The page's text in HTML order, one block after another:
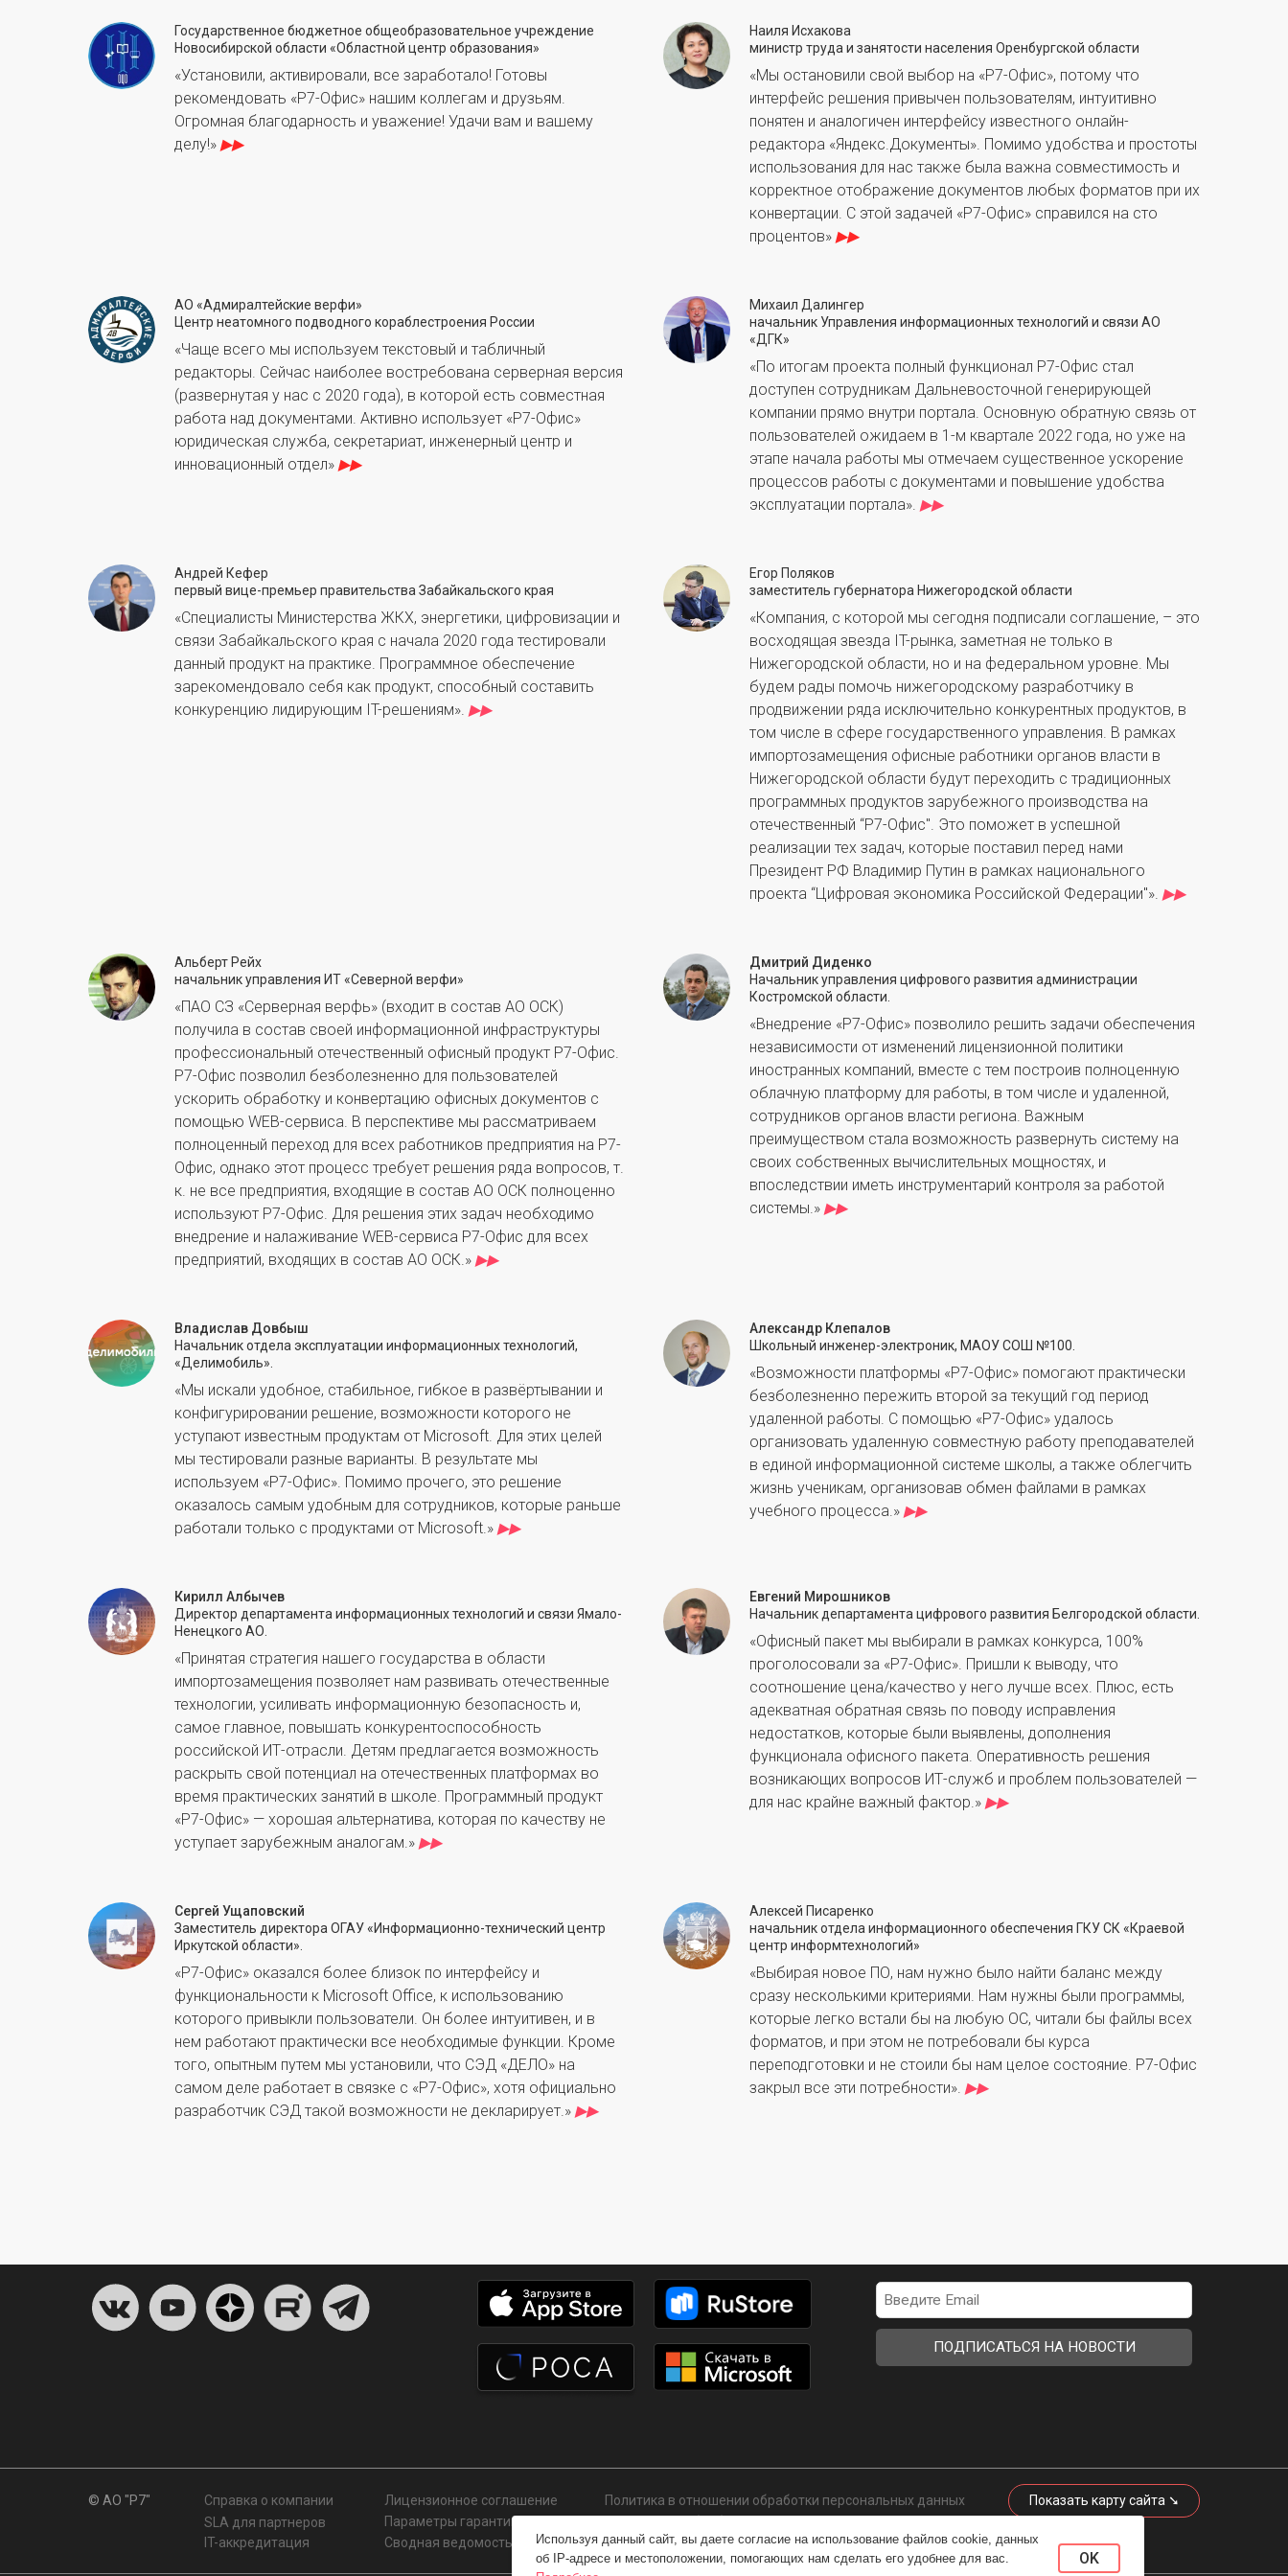
Государственное бюджетное общеобразовательное учреждение
Новосибирской области «Областной центр образования»
«Установили, активировали, все заработало! Готовы
рекомендовать «Р7-Офис» нашим коллегам и друзьям.
Огромная благодарность и уважение! Удачи вам и вашему
делу!» ▶▶
Наиля Исхакова
министр труда и занятости населения Оренбургской области
«Мы остановили свой выбор на «Р7-Офис», потому что
интерфейс решения привычен пользователям, интуитивно
понятен и аналогичен интерфейсу известного онлайн-
редактора «Яндекс.Документы». Помимо удобства и простоты
использования для нас также была важна совместимость и
корректное отображение документов любых форматов при их
конвертации. С этой задачей «Р7-Офис» справился на сто
процентов» ▶▶
АО «Адмиралтейские верфи»
Центр неатомного подводного кораблестроения России
«Чаще всего мы используем текстовый и табличный
редакторы. Сейчас наиболее востребована серверная версия
(развернутая у нас с 2020 года), в которой есть совместная
работа над документами. Активно использует «Р7-Офис»
юридическая служба, секретариат, инженерный центр и
инновационный отдел» ▶▶
Михаил Далингер
начальник Управления информационных технологий и связи АО
«ДГК»
«По итогам проекта полный функционал Р7-Офис стал
доступен сотрудникам Дальневосточной генерирующей
компании прямо внутри портала. Основную обратную связь от
пользователей ожидаем в 1-м квартале 2022 года, но уже на
этапе начала работы мы отмечаем существенное ускорение
процессов работы с документами и повышение удобства
эксплуатации портала». ▶▶
Андрей Кефер
первый вице-премьер правительства Забайкальского края
«Специалисты Министерства ЖКХ, энергетики, цифровизации и
связи Забайкальского края с начала 2020 года тестировали
данный продукт на практике. Программное обеспечение
зарекомендовало себя как продукт, способный составить
конкуренцию лидирующим IT-решениям». ▶▶
Егор Поляков
заместитель губернатора Нижегородской области
«Компания, с которой мы сегодня подписали соглашение, – это
восходящая звезда IT-рынка, заметная не только в
Нижегородской области, но и на федеральном уровне. Мы
будем рады помочь нижегородскому разработчику в
продвижении ряда исключительно конкурентных продуктов, в
том числе в сфере государственного управления. В рамках
импортозамещения офисные работники органов власти в
Нижегородской области будут переходить с традиционных
программных продуктов зарубежного производства на
отечественный “Р7-Офис". Это поможет в успешной
реализации тех задач, которые поставил перед нами
Президент РФ Владимир Путин в рамках национального
проекта “Цифровая экономика Российской Федерации"». ▶▶
Альберт Рейх
начальник управления ИТ «Северной верфи»
«ПАО СЗ «Серверная верфь» (входит в состав АО ОСК)
получила в состав своей информационной инфраструктуры
профессиональный отечественный офисный продукт Р7-Офис.
Р7-Офис позволил безболезненно для пользователей
ускорить обработку и конвертацию офисных документов с
помощью WEB-сервиса. В перспективе мы рассматриваем
полноценный переход для всех работников предприятия на Р7-
Офис, однако этот процесс требует решения ряда вопросов, т.
к. не все предприятия, входящие в состав АО ОСК полноценно
используют Р7-Офис. Для решения этих задач необходимо
внедрение и налаживание WEB-сервиса Р7-Офис для всех
предприятий, входящих в состав АО ОСК.» ▶▶
Дмитрий Диденко
Начальник управления цифрового развития администрации
Костромской области.
«Внедрение «Р7-Офис» позволило решить задачи обеспечения
независимости от изменений лицензионной политики
иностранных компаний, вместе с тем построив полноценную
облачную платформу для работы, в том числе и удаленной,
сотрудников органов власти региона. Важным
преимуществом стала возможность развернуть систему на
своих собственных вычислительных мощностях, и
впоследствии иметь инструментарий контроля за работой
системы.» ▶▶
Владислав Довбыш
Начальник отдела эксплуатации информационных технологий,
«Делимобиль».
«Мы искали удобное, стабильное, гибкое в развёртывании и
конфигурировании решение, возможности которого не
уступают известным продуктам от Microsoft. Для этих целей
мы тестировали разные варианты. В результате мы
используем «Р7-Офис». Помимо прочего, это решение
оказалось самым удобным для сотрудников, которые раньше
работали только с продуктами от Microsoft.» ▶▶
Александр Клепалов
Школьный инженер-электроник, МАОУ СОШ №100.
«Возможности платформы «Р7-Офис» помогают практически
безболезненно пережить второй за текущий год период
удаленной работы. С помощью «Р7-Офис» удалось
организовать удаленную совместную работу преподавателей
в единой информационной системе школы, а также облегчить
жизнь ученикам, организовав обмен файлами в рамках
учебного процесса.» ▶▶
Кирилл Албычев
Директор департамента информационных технологий и связи Ямало-
Ненецкого АО.
«Принятая стратегия нашего государства в области
импортозамещения позволяет нам развивать отечественные
технологии, усиливать информационную безопасность и,
самое главное, повышать конкурентоспособность
российской ИТ-отрасли. Детям предлагается возможность
раскрыть свой потенциал на отечественных платформах во
время практических занятий в школе. Программный продукт
«Р7-Офис» — хорошая альтернатива, которая по качеству не
уступает зарубежным аналогам.» ▶▶
Евгений Мирошников
Начальник департамента цифрового развития Белгородской области.
«Офисный пакет мы выбирали в рамках конкурса, 100%
проголосовали за «Р7-Офис». Пришли к выводу, что
соотношение цена/качество у него лучше всех. Плюс, есть
адекватная обратная связь по поводу исправления
недостатков, которые были выявлены, дополнения
функционала офисного пакета. Оперативность решения
возникающих вопросов ИТ-служб и проблем пользователей —
для нас крайне важный фактор.» ▶▶
Сергей Ущаповский
Заместитель директора ОГАУ «Информационно-технический центр
Иркутской области».
«Р7-Офис» оказался более близок по интерфейсу и
функциональности к Microsoft Office, к использованию
которого привыкли пользователи. Он более интуитивен, и в
нем работают практически все необходимые функции. Кроме
того, опытным путем мы установили, что СЭД «ДЕЛО» на
самом деле работает в связке с «Р7-Офис», хотя официально
разработчик СЭД такой возможности не декларирует.» ▶▶
Алексей Писаренко
начальник отдела информационного обеспечения ГКУ СК «Краевой
центр информтехнологий»
«Выбирая новое ПО, нам нужно было найти баланс между
сразу несколькими критериями. Нам нужны были программы,
которые легко встали бы на любую ОС, читали бы файлы всех
форматов, и при этом не потребовали бы курса
переподготовки и не стоили бы нам целое состояние. Р7-Офис
закрыл все эти потребности». ▶▶
Используя данный сайт, вы даете согласие на использование файлов cookie, данных
об IP-адресе и местоположении, помогающих нам сделать его удобнее для вас.
OK
© АО "Р7" Показать карту сайта ➘
Справка о компании Политика в отношении обработки персональных данных
Лицензионное соглашение
SLA для партнеров
Параметры гарантии на ПО
SLA
IT-аккредитация
Сводная ведомость СОУТ